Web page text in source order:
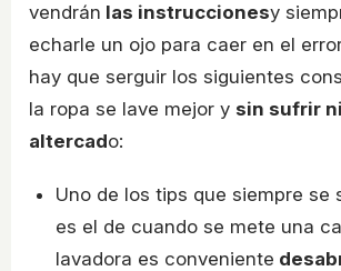
vendrán las instruccionesy
echarle un ojo para caer en el
hay que serguir los siguientes
la ropa se lave mejor y sin sufrir
altercado:
Uno de los tips que siempre se
es el de cuando se mete una
lavadora es conveniente